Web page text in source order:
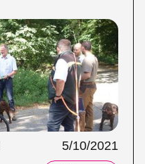
5/10/2021